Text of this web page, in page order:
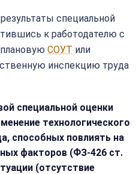
специальной
к работодателю с
СОУТ или
инспекцию труда
специальной оценки
технологического
способных повлиять на
факторов (ФЗ-426 ст.
(отсутствие